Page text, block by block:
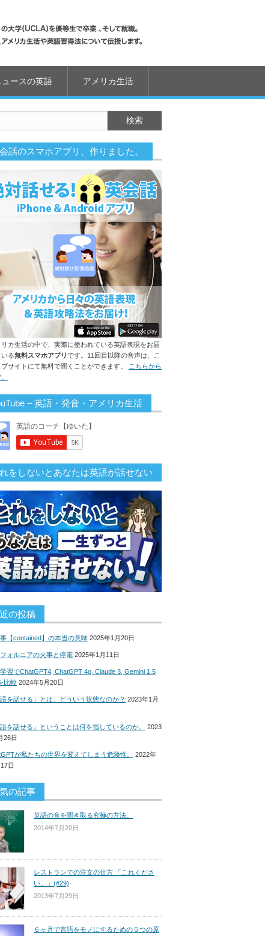
ースの英語 アメリカ生活
話のスマホアプリ、作りました。
カ生活の中で、実際に使われている英語表現をお届
る無料スマホアプリです。11回目以降の音声は、こ
サイトにて無料で聞くことができます。
こちらから
– 英語・発音・アメリカ生活
をしないとあなたは英語が話せない
の投稿
【contained】の本当の意味 2025年1月20日
ォルニアの火事と停電 2025年1月11日
習でChatGPT4, ChatGPT 4o, Claude 3, Gemini 1.5
比較 2024年5月20日
語を話せる」とは、どういう状態なのか？ 2023年1月
語を話せる」ということは何を指しているのか。
2023
26日
が私たちの世界を変えてしまう危険性。
2022年
日
の記事
英語の音を聞き取る究極の方法。
2014年7月20日
レストランでの注文の仕方 「これくださ
い。」(#29)
2013年7月29日
６ヶ月で言語をモノにするための５つの原